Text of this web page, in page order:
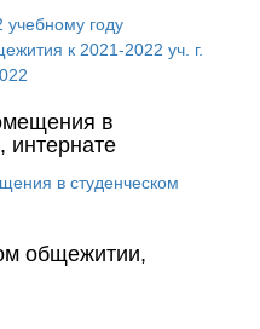
учебному году
к 2021-2022 уч. г.
в
интернате
в студенческом
общежитии,